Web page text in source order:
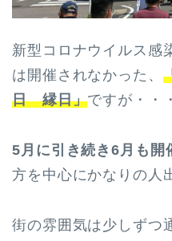
新型コロナウイルス感
は開催されなかった、
日 縁日」ですが・・・
5月に引き続き6月も開
方を中心にかなりの人
街の雰囲気は少しずつ